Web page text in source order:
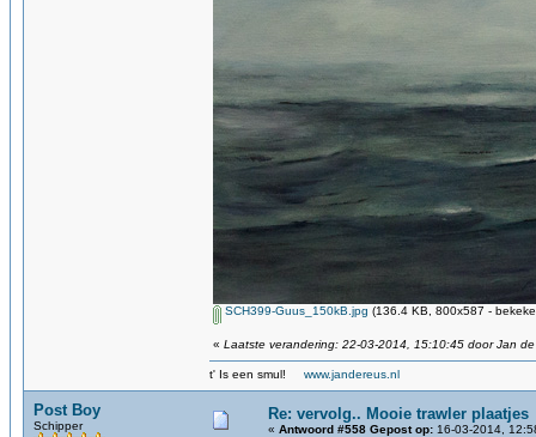
SCH399-Guus_150kB.jpg (136.4 KB, 800x587 -
« Laatste verandering: 22-03-2014, 15:10:45 door Jan
t' Is een smul! www.jandereus.nl
Post Boy
Schipper
Re: vervolg.. Mooie trawler plaatjes
« Antwoord #558 Gepost op: 16-03-2014,